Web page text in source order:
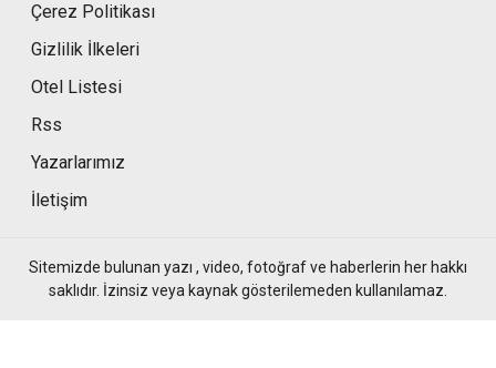
Çerez Politikası
Gizlilik İlkeleri
Otel Listesi
Rss
Yazarlarımız
İletişim
Sitemizde bulunan yazı , video, fotoğraf ve haberlerin her hakkı
saklıdır. İzinsiz veya kaynak gösterilemeden kullanılamaz.